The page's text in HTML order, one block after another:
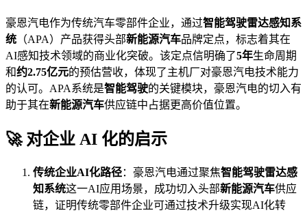
豪恩汽电作为传统汽车零部件企业，通过智能驾驶雷达感知系
统 （APA）产品获得头部新能源汽车品牌定点，标志着其在
AI感知技术领域的商业化突破。该定点信明确了5年生命周期
和约2.75亿元的预估营收，体现了主机厂对豪恩汽电技术能力
的认可。APA系统是智能驾驶的关键模块，豪恩汽电的切入有
助于其在新能源汽车供应链中占据更高价值位置。
🚀 对企业 AI 化的启示
传统企业AI化路径：豪恩汽电通过聚焦智能驾驶雷达感
知系统这一AI应用场景，成功切入头部新能源汽车供应
链，证明传统零部件企业可通过技术升级实现AI化转